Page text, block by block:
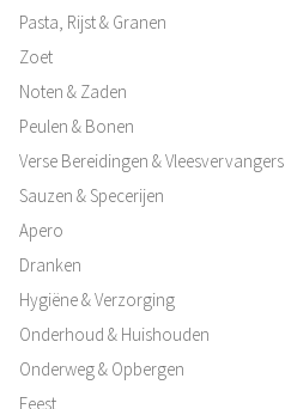
Pasta, Rijst & Granen
Zoet
Noten & Zaden
Peulen & Bonen
Verse Bereidingen & Vleesvervangers
Sauzen & Specerijen
Apero
Dranken
Hygiëne & Verzorging
Onderhoud & Huishouden
Onderweg & Opbergen
Feest